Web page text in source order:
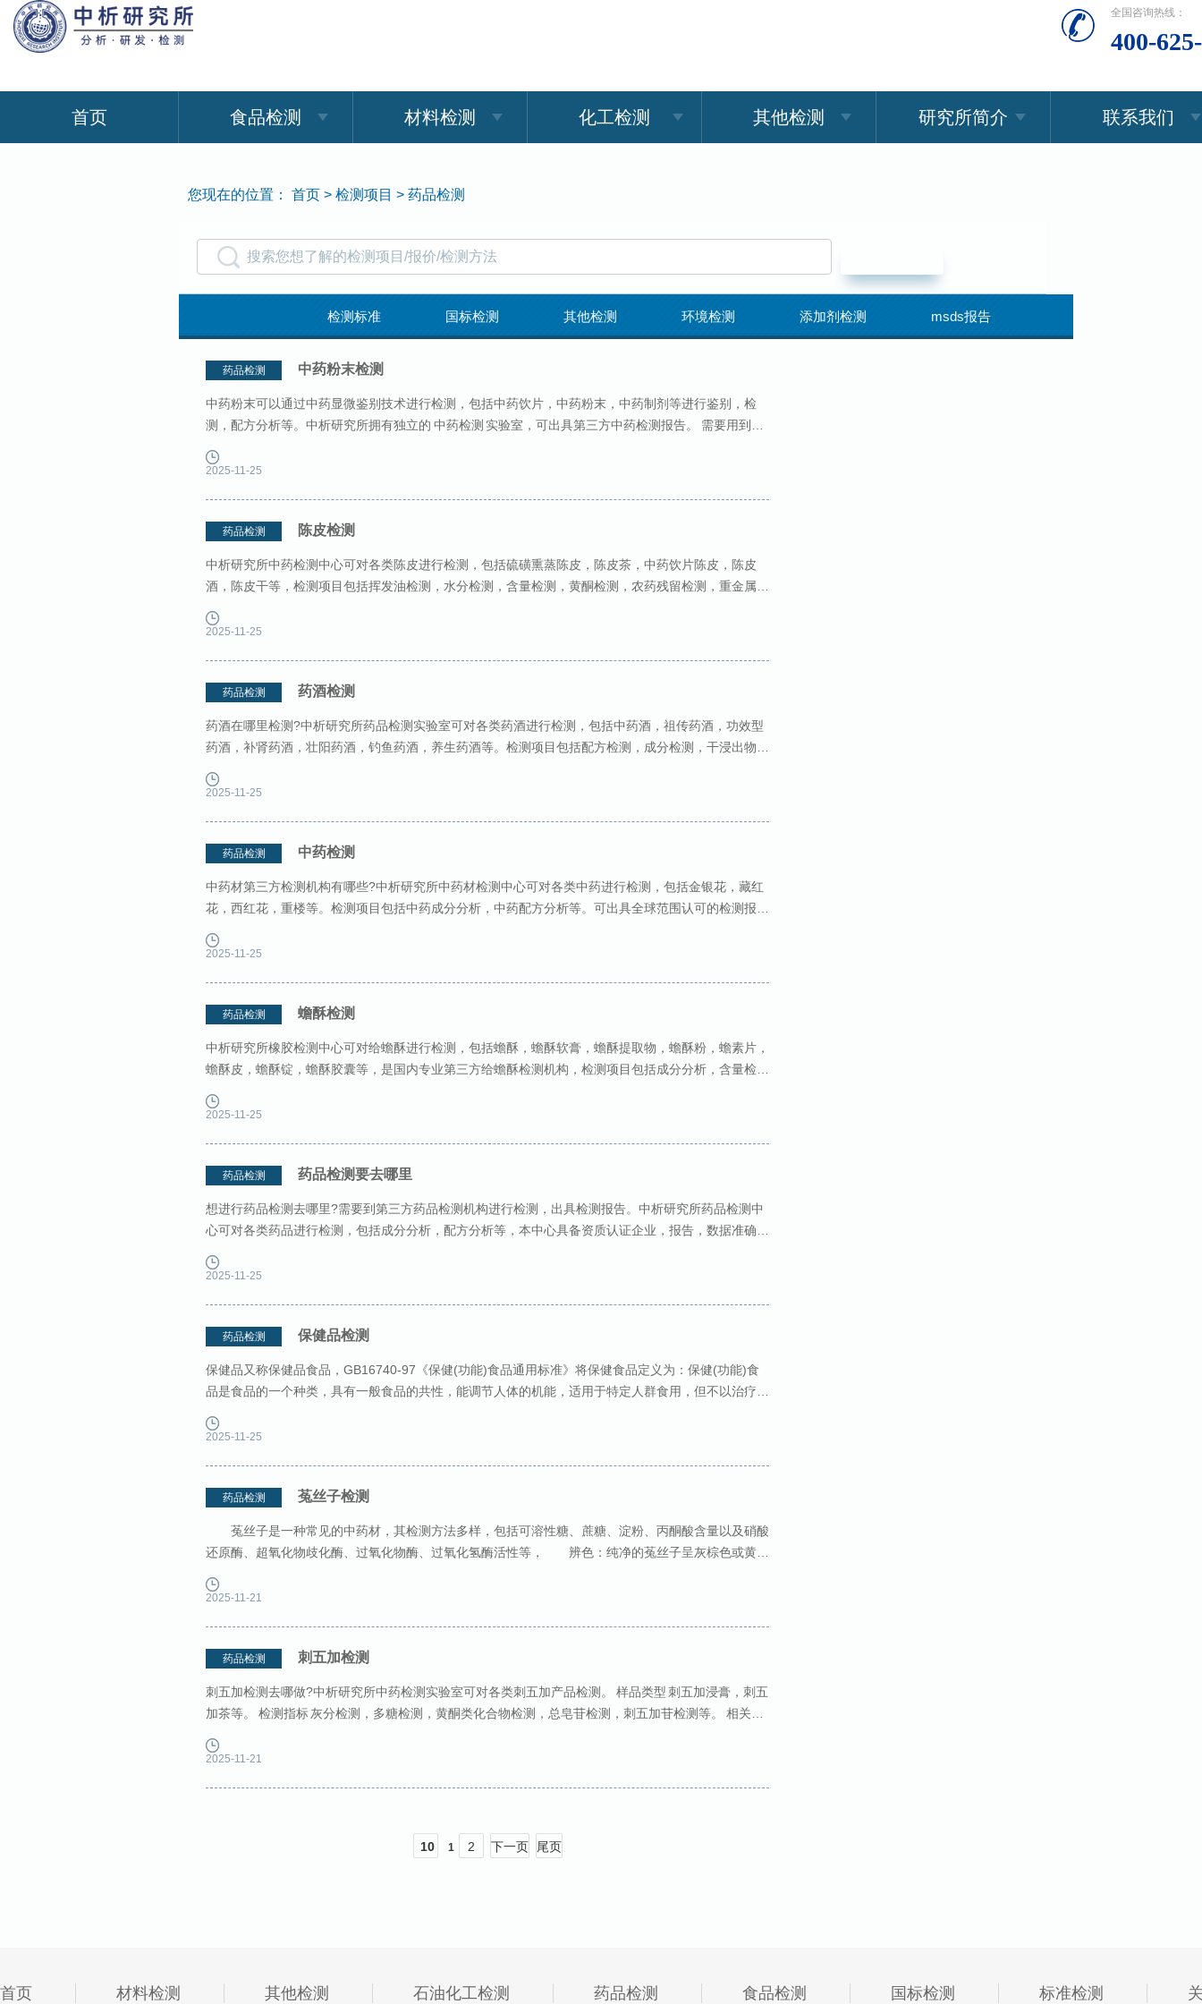
全国咨询热线：
400-
首页 食品检测 材料检测 化工检测 其他检测 研究所简介 联系我们
您现在的位置： 首页 > 检测项目 > 药品检测
检测标准 国标检测 其他检测 环境检测 添加剂检测 msds报告
石油化工检测
药品检测 中药粉末检测
中药粉末可以通过中药显微鉴别技术进行检测，包括中药饮片，中药粉末，中药制剂等进行鉴别，检
测，配方分析等。中析研究所拥有独立的 中药检测 实验室，可出具第三方中药检测报告。 需要用到的
2025-11-25
药品检测 陈皮检测
中析研究所中药检测中心可对各类陈皮进行检测，包括硫磺熏蒸陈皮，陈皮茶，中药饮片陈皮，陈皮
酒，陈皮干等，检测项目包括挥发油检测，水分检测，含量检测，黄酮检测，农药残留检测，重金属检
2025-11-25
药品检测 药酒检测
药酒在哪里检测?中析研究所药品检测实验室可对各类药酒进行检测，包括中药酒，祖传药酒，功效型
药酒，补肾药酒，壮阳药酒，钓鱼药酒，养生药酒等。检测项目包括配方检测，成分检测，干浸出物，
2025-11-25
药品检测 中药检测
中药材第三方检测机构有哪些?中析研究所中药材检测中心可对各类中药进行检测，包括金银花，藏红
花，西红花，重楼等。检测项目包括中药成分分析，中药配方分析等。可出具全球范围认可的检测报
2025-11-25
药品检测 蟾酥检测
中析研究所橡胶检测中心可对给蟾酥进行检测，包括蟾酥，蟾酥软膏，蟾酥提取物，蟾酥粉，蟾素片，
蟾酥皮，蟾酥锭，蟾酥胶囊等，是国内专业第三方给蟾酥检测机构，检测项目包括成分分析，含量检测
2025-11-25
药品检测 药品检测要去哪里
想进行药品检测去哪里?需要到第三方药品检测机构进行检测，出具检测报告。中析研究所药品检测中
心可对各类药品进行检测，包括成分分析，配方分析等，本中心具备资质认证企业，报告，数据准确，
2025-11-25
药品检测 保健品检测
保健品又称保健品食品，GB16740-97《保健(功能)食品通用标准》将保健食品定义为：保健(功能)食
品是食品的一个种类，具有一般食品的共性，能调节人体的机能，适用于特定人群食用，但不以治疗疾
2025-11-25
药品检测 菟丝子检测
菟丝子是一种常见的中药材，其检测方法多样，包括可溶性糖、蔗糖、淀粉、丙酮酸含量以及硝酸
还原酶、超氧化物歧化酶、过氧化物酶、过氧化氢酶活性等， 辨色：纯净的菟丝子呈灰棕色或黄褐
2025-11-21
药品检测 刺五加检测
刺五加检测去哪做?中析研究所中药检测实验室可对各类刺五加产品检测。 样品类型 刺五加浸膏，刺五
加茶等。 检测指标 灰分检测，多糖检测，黄酮类化合物检测，总皂苷检测，刺五加苷检测等。 相关标
2025-11-21
10 1 2 下一页 尾页
首页 材料检测 其他检测 石油化工检测 药品检测 食品检测 国标检测 标准检测